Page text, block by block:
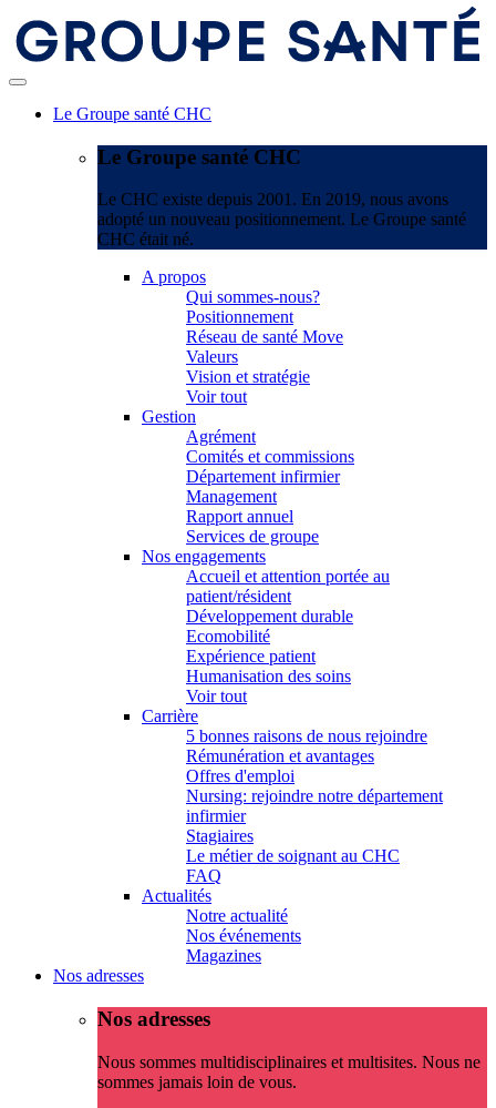
Le Groupe santé CHC
Le Groupe santé CHC
Le CHC existe depuis 2001. En 2019, nous avons
adopté un nouveau positionnement. Le Groupe santé
CHC était né.
A propos
Qui sommes-nous?
Positionnement
Réseau de santé Move
Valeurs
Vision et stratégie
Voir tout
Gestion
Agrément
Comités et commissions
Département infirmier
Management
Rapport annuel
Services de groupe
Nos engagements
Accueil et attention portée au
patient/résident
Développement durable
Ecomobilité
Expérience patient
Humanisation des soins
Voir tout
Carrière
5 bonnes raisons de nous rejoindre
Rémunération et avantages
Offres d'emploi
Nursing: rejoindre notre département
infirmier
Stagiaires
Le métier de soignant au CHC
FAQ
Actualités
Notre actualité
Nos événements
Magazines
Nos adresses
Nos adresses
Nous sommes multidisciplinaires et multisites. Nous ne
sommes jamais loin de vous.